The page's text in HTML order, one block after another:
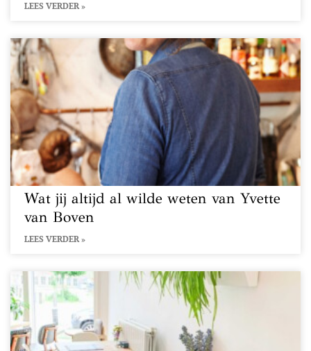
LEES VERDER »
Wat jij altijd al wilde weten van Yvette
van Boven
LEES VERDER »